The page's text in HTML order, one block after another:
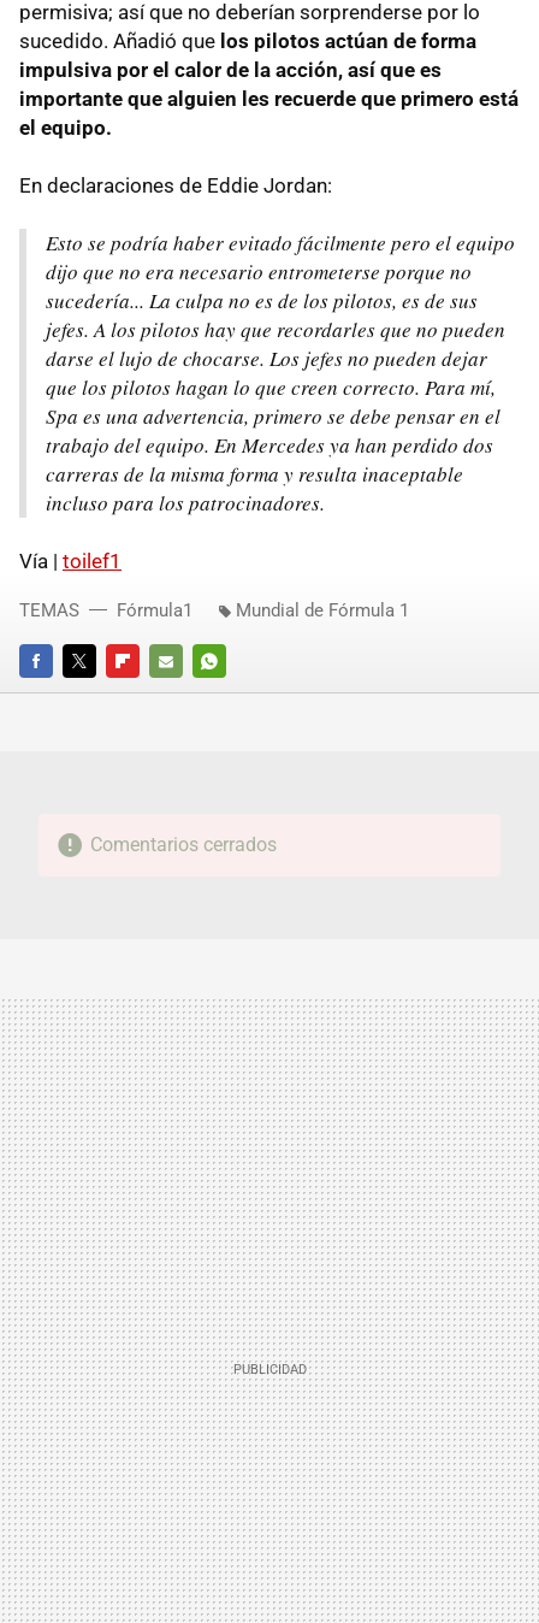
permisiva; así que no deberían sorprenderse por lo
sucedido. Añadió que los pilotos actúan de forma
impulsiva por el calor de la acción, así que es
importante que alguien les recuerde que primero está
el equipo.
En declaraciones de Eddie Jordan:
Esto se podría haber evitado fácilmente pero el equipo
dijo que no era necesario entrometerse porque no
sucedería... La culpa no es de los pilotos, es de sus
jefes. A los pilotos hay que recordarles que no pueden
darse el lujo de chocarse. Los jefes no pueden dejar
que los pilotos hagan lo que creen correcto. Para mí,
Spa es una advertencia, primero se debe pensar en el
trabajo del equipo. En Mercedes ya han perdido dos
carreras de la misma forma y resulta inaceptable
incluso para los patrocinadores.
Vía | toilef1
FACEBOOKTWITTERFLIPBOARD
E-
WHATSAPP
TEMAS Fórmula1 Mundial de Fórmula 1
Comentarios cerrados